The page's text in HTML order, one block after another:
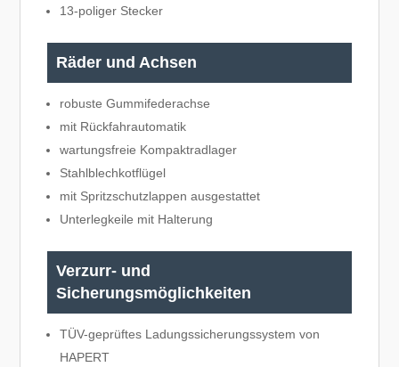
13-poliger Stecker
Räder und Achsen
robuste Gummifederachse
mit Rückfahrautomatik
wartungsfreie Kompaktradlager
Stahlblechkotflügel
mit Spritzschutzlappen ausgestattet
Unterlegkeile mit Halterung
Verzurr- und
Sicherungsmöglichkeiten
TÜV-geprüftes Ladungssicherungssystem von
HAPERT